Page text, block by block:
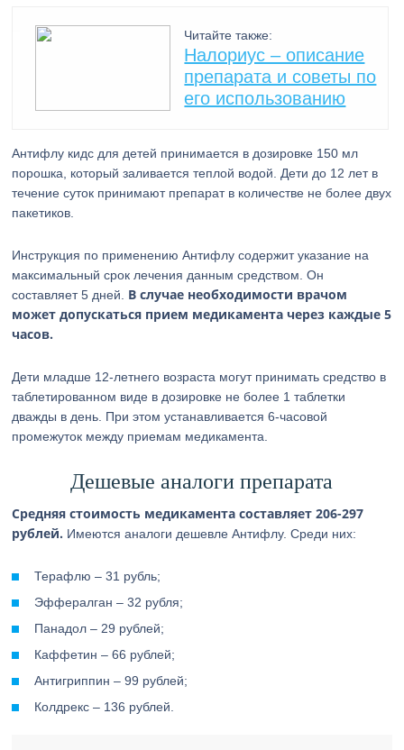
Читайте также:
Налориус – описание
препарата и советы по
его использованию
Антифлу кидс для детей принимается в дозировке 150 мл
порошка, который заливается теплой водой. Дети до 12 лет в
течение суток принимают препарат в количестве не более двух
пакетиков.
Инструкция по применению Антифлу содержит указание на
максимальный срок лечения данным средством. Он
составляет 5 дней. В случае необходимости врачом
может допускаться прием медикамента через каждые 5
часов.
Дети младше 12-летнего возраста могут принимать средство в
таблетированном виде в дозировке не более 1 таблетки
дважды в день. При этом устанавливается 6-часовой
промежуток между приемам медикамента.
Дешевые аналоги препарата
Средняя стоимость медикамента составляет 206-297
рублей. Имеются аналоги дешевле Антифлу. Среди них:
Терафлю – 31 рубль;
Эффералган – 32 рубля;
Панадол – 29 рублей;
Каффетин – 66 рублей;
Антигриппин – 99 рублей;
Колдрекс – 136 рублей.